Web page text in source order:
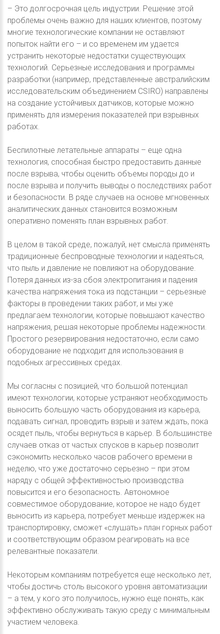
– Это долгосрочная цель индустрии. Решение этой
проблемы очень важно для наших клиентов, поэтому
многие технологические компании не оставляют
попыток найти его – и со временем им удается
устранить некоторые недостатки существующих
технологий. Серьезные исследования и программы
разработки (например, представленные австралийским
исследовательским объединением CSIRO) направлены
на создание устойчивых датчиков, которые можно
применять для измерения показателей при взрывных
работах.
Беспилотные летательные аппараты – еще одна
технология, способная быстро предоставить данные
после взрыва, чтобы оценить объемы породы до и
после взрыва и получить выводы о последствиях работ
и безопасности. В ряде случаев на основе мгновенных
аналитических данных становится возможным
оперативно поменять план взрывных работ.
В целом в такой среде, пожалуй, нет смысла применять
традиционные беспроводные технологии и надеяться,
что пыль и давление не повлияют на оборудование.
Потеря данных из-за сбоя электропитания и падения
качества напряжения тока из подстанции – серьезные
факторы в проведении таких работ, и мы уже
предлагаем технологии, которые повышают качество
напряжения, решая некоторые проблемы надежности.
Простого резервирования недостаточно, если само
оборудование не подходит для использования в
подобных агрессивных средах.
Мы согласны с позицией, что большой потенциал
имеют технологии, которые устраняют необходимость
выносить большую часть оборудования из карьера,
подавать сигнал, проводить взрыв и затем ждать, пока
осядет пыль, чтобы вернуться в карьер. В большинстве
случаев отказ от частых спусков в карьер позволит
сэкономить несколько часов рабочего времени в
неделю, что уже достаточно серьезно – при этом
наряду с общей эффективностью производства
повысится и его безопасность. Автономное
совместимое оборудование, которое не надо будет
выносить из карьера, потребует меньше издержек на
транспортировку, сможет «слушать» план горных работ
и соответствующим образом реагировать на все
релевантные показатели.
Некоторым компаниям потребуется еще несколько лет,
чтобы достичь столь высокого уровня автоматизации
– а тем, у кого это получилось, нужно еще понять, как
эффективно обслуживать такую среду с минимальным
участием человека.